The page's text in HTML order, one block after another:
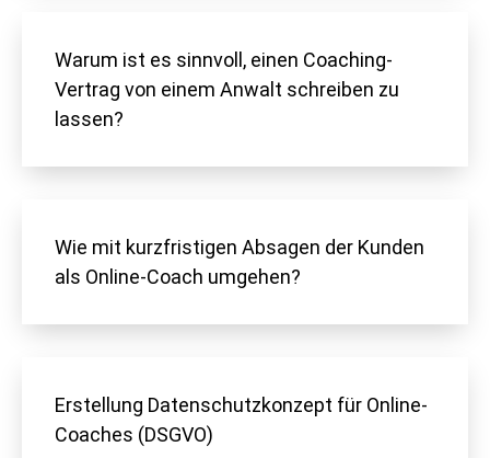
Warum ist es sinnvoll, einen Coaching-
Vertrag von einem Anwalt schreiben zu
lassen?
Wie mit kurzfristigen Absagen der Kunden
als Online-Coach umgehen?
Erstellung Datenschutzkonzept für Online-
Coaches (DSGVO)